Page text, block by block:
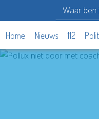
Home Nieuws 112